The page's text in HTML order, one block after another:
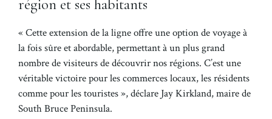
région et ses habitants
« Cette extension de la ligne offre une option de voyage à
la fois sûre et abordable, permettant à un plus grand
nombre de visiteurs de découvrir nos régions. C’est une
véritable victoire pour les commerces locaux, les résidents
comme pour les touristes », déclare Jay Kirkland, maire de
South Bruce Peninsula.